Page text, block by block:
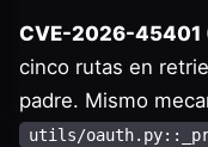
CVE-2026-45401
cinco rutas en
padre. Mismo
utils/